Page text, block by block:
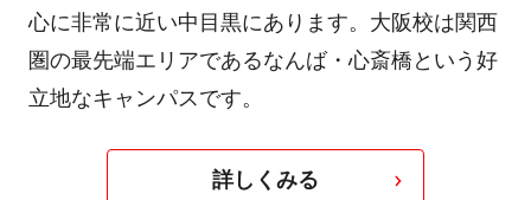
心に非常に近い中目黒にあります。大阪校は関西
圏の最先端エリアであるなんば・心斎橋という好
立地なキャンパスです。
詳しくみる